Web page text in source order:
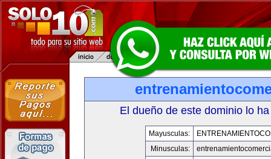
El dueño de este dominio lo
Mayusculas:
Minusculas: